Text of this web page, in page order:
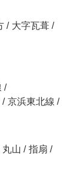
/ 大字瓦葺 /
/
/ 京浜東北線 /
丸山 / 指扇 /